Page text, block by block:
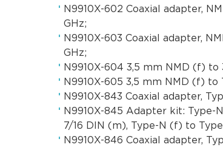
N9910X-602 Coaxial adapter,
GHz;
N9910X-603 Coaxial adapter,
GHz;
N9910X-604 3,5 mm NMD (f) to
N9910X-605 3,5 mm NMD (f) to
N9910X-843 Coaxial adapter,
N9910X-845 Adapter kit:
7/16 DIN (m), Type-N (f) to
N9910X-846 Coaxial adapter,